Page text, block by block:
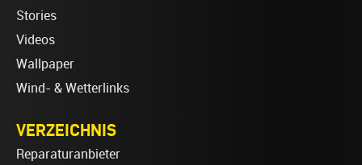
Stories
Videos
Wallpaper
Wind- & Wetterlinks
VERZEICHNIS
Reparaturanbieter